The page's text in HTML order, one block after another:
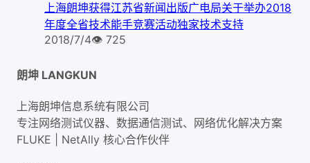
上海朗坤获得江苏省新闻出版广电局关于举办2018
年度全省技术能手竞赛活动独家技术支持
2018/7/4👁 725
朗坤 LANGKUN
上海朗坤信息系统有限公司
专注网络测试仪器、数据通信测试、网络优化解决方案
FLUKE | NetAlly 核心合作伙伴